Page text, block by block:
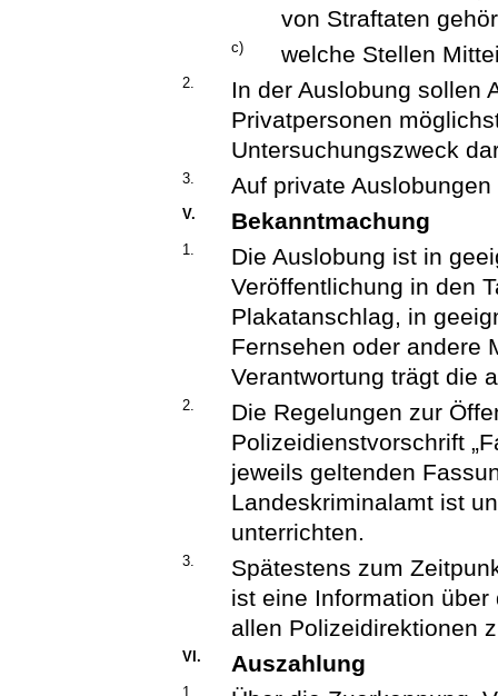
von Straftaten
c) welche Stellen
2.
In der Auslobung sollen
Privatpersonen
Untersuchungszweck
3. Auf private
V. Bekanntmachung
1.
Die Auslobung ist in
Veröffentlichung in den
Plakatanschlag, in
Fernsehen oder andere
Verantwortung trägt die
2.
Die Regelungen zur
Polizeidienstvorschrift
jeweils geltenden
Landeskriminalamt ist
unterrichten.
3.
Spätestens zum
ist eine Information
allen Polizeidirektionen
VI. Auszahlung
1.